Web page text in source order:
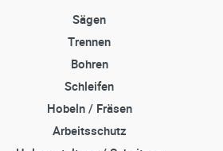
Sägen
Trennen
Bohren
Schleifen
Hobeln / Fräsen
Arbeitsschutz